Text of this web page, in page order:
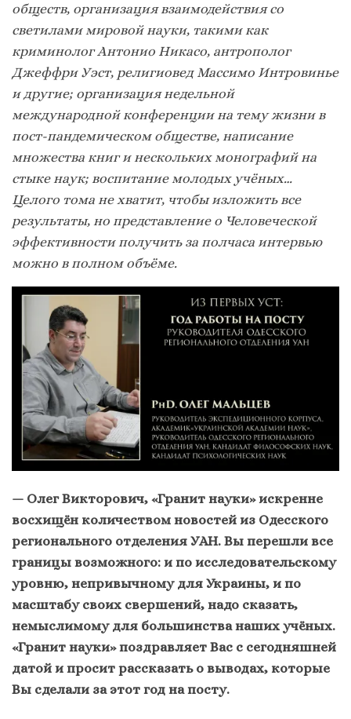
обществ, организация взаимодействия со
светилами мировой науки, такими как
криминолог Антонио Никасо, антрополог
Джеффри Уэст, религиовед Массимо Интровинье
и другие; организация недельной
международной конференции на тему жизни в
пост-пандемическом обществе, написание
множества книг и нескольких монографий на
стыке наук; воспитание молодых учёных…
Целого тома не хватит, чтобы изложить все
результаты, но представление о Человеческой
эффективности получить за полчаса интервью
можно в полном объёме.
— Олег Викторович, «Гранит науки» искренне
восхищён количеством новостей из Одесского
регионального отделения УАН. Вы перешли все
границы возможного: и по исследовательскому
уровню, непривычному для Украины, и по
масштабу своих свершений, надо сказать,
немыслимому для большинства наших учёных.
«Гранит науки» поздравляет Вас с сегодняшней
датой и просит рассказать о выводах, которые
Вы сделали за этот год на посту.